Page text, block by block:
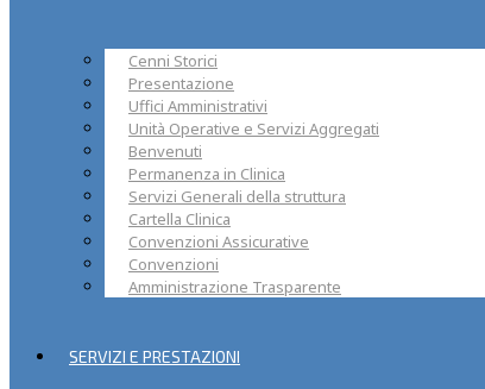
Cenni Storici
Presentazione
Uffici Amministrativi
Unità Operative e Servizi Aggregati
Benvenuti
Permanenza in Clinica
Servizi Generali della struttura
Cartella Clinica
Convenzioni Assicurative
Convenzioni
Amministrazione Trasparente
SERVIZI E PRESTAZIONI